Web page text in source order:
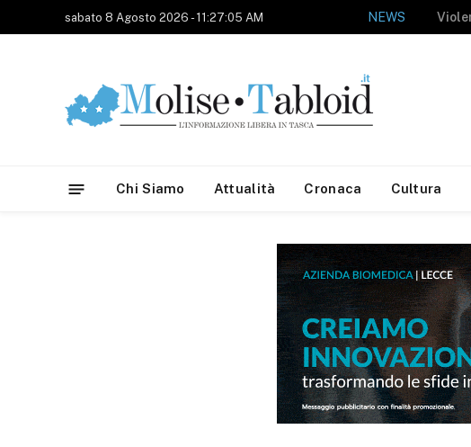
sabato 8 Agosto 2026 - 11:27:05 AM NEWS
Chi Siamo Attualità Cronaca Cultura